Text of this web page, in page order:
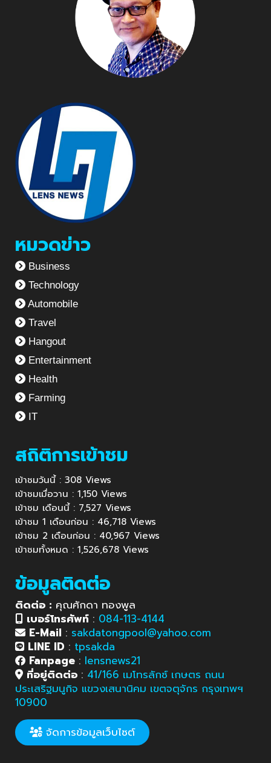
หมวดข่าว
Business
Technology
Automobile
Travel
Hangout
Entertainment
Health
Farming
IT
สถิติการเข้าชม
เข้าชมวันนี้ : 308 Views
เข้าชมเมื่อวาน : 1,150 Views
เข้าชม เดือนนี้ : 7,527 Views
เข้าชม 1 เดือนก่อน : 46,718 Views
เข้าชม 2 เดือนก่อน : 40,967 Views
เข้าชมทั้งหมด : 1,526,678 Views
ข้อมูลติดต่อ
ติดต่อ : คุณศักดา ทองพูล
เบอร์โทรศัพท์ : 084-113-4144
E-Mail : sakdatongpool@yahoo.com
LINE ID : tpsakda
Fanpage : lensnews21
ที่อยู่ติดต่อ : 41/166 เมโทรลักซ์ เกษตร ถนน
ประเสริฐมนูกิจ แขวงเสนานิคม เขตจตุจักร กรุงเทพฯ
10900
จัดการข้อมูลเว็บไซต์